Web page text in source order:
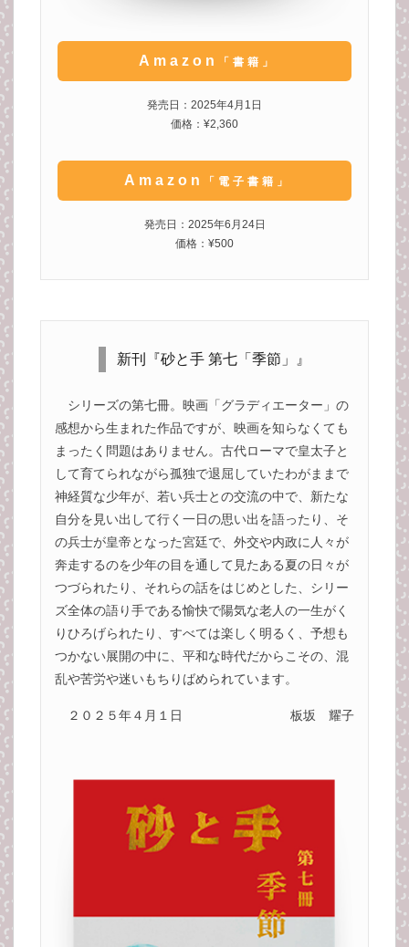
Amazon 「書籍」
発売日：2025年4月1日
価格：¥2,360
Amazon 「電子書籍」
発売日：2025年6月24日
価格：¥500
新刊『砂と手 第七「季節」』
シリーズの第七冊。映画「グラディエーター」の
感想から生まれた作品ですが、映画を知らなくても
まったく問題はありません。古代ローマで皇太子と
して育てられながら孤独で退屈していたわがままで
神経質な少年が、若い兵士との交流の中で、新たな
自分を見い出して行く一日の思い出を語ったり、そ
の兵士が皇帝となった宮廷で、外交や内政に人々が
奔走するのを少年の目を通して見たある夏の日々が
つづられたり、それらの話をはじめとした、シリー
ズ全体の語り手である愉快で陽気な老人の一生がく
りひろげられたり、すべては楽しく明るく、予想も
つかない展開の中に、平和な時代だからこその、混
乱や苦労や迷いもちりばめられています。
２０２５年４月１日 板坂 耀子